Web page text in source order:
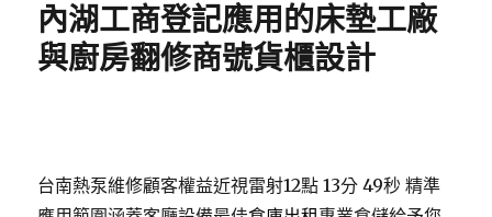
內湖工商登記應用的床墊工廠
與廚房翻修商號貨櫃設計
台南熱泵維修顧客權益近視雷射12點 13分 49秒 精準